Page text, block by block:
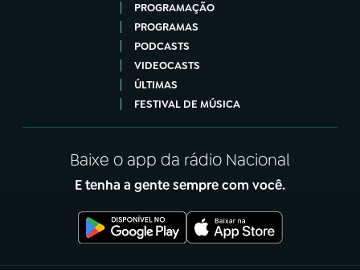
PROGRAMAÇÃO
PROGRAMAS
PODCASTS
VIDEOCASTS
ÚLTIMAS
FESTIVAL DE MÚSICA
Baixe o app da rádio Nacional
E tenha a gente sempre com você.